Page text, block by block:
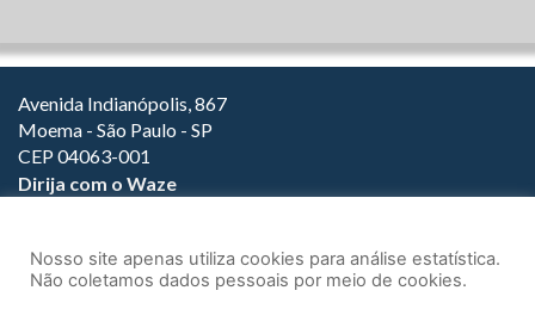
Avenida Indianópolis, 867
Moema - São Paulo - SP
CEP 04063-001
Dirija com o Waze
(11) 3147-1800
Nosso site apenas utiliza cookies para análise estatística.
Não coletamos dados pessoais por meio de cookies.